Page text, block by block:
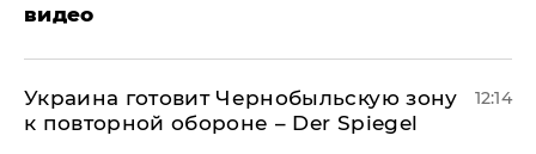
видео
Украина готовит Чернобыльскую зону
к повторной обороне – Der Spiegel
12:14